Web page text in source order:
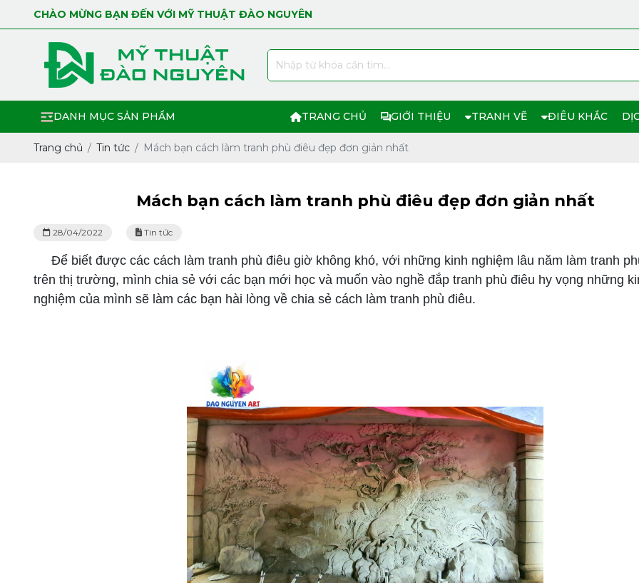
CHÀO MỪNG BẠN ĐẾN VỚI MỸ THUẬT ĐÀO NGUYÊN
DANH MỤC SẢN PHẨM TRANG CHỦ GIỚI THIỆU TRANH VẼ ĐIÊU KHẮC
Trang chủ Tin tức Mách bạn cách làm tranh phù điêu đẹp đơn giản nhất
Mách bạn cách làm tranh phù điêu đẹp đơn giản nhất
28/04/2022 Tin tức
Để biết được các cách làm tranh phù điêu giờ không khó, với những kinh nghiệm lâu năm làm tranh
trên thị trường, mình chia sẻ với các bạn mới học và muốn vào nghề đắp tranh phù điêu hy vọng những
nghiệm của mình sẽ làm các bạn hài lòng về chia sẻ cách làm tranh phù điêu.